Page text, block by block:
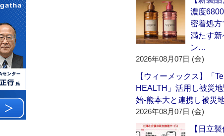
濃度
密着処方
満たす新
ン…
2026年08月07日 (金)
【ウィーメックス】「
HEALTH」活用し被災
始‐熊本大と連携し被災
2026年08月07日 (金)
【日立